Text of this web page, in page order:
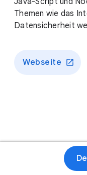
Themen wie das
Datensicherheit
Webseite